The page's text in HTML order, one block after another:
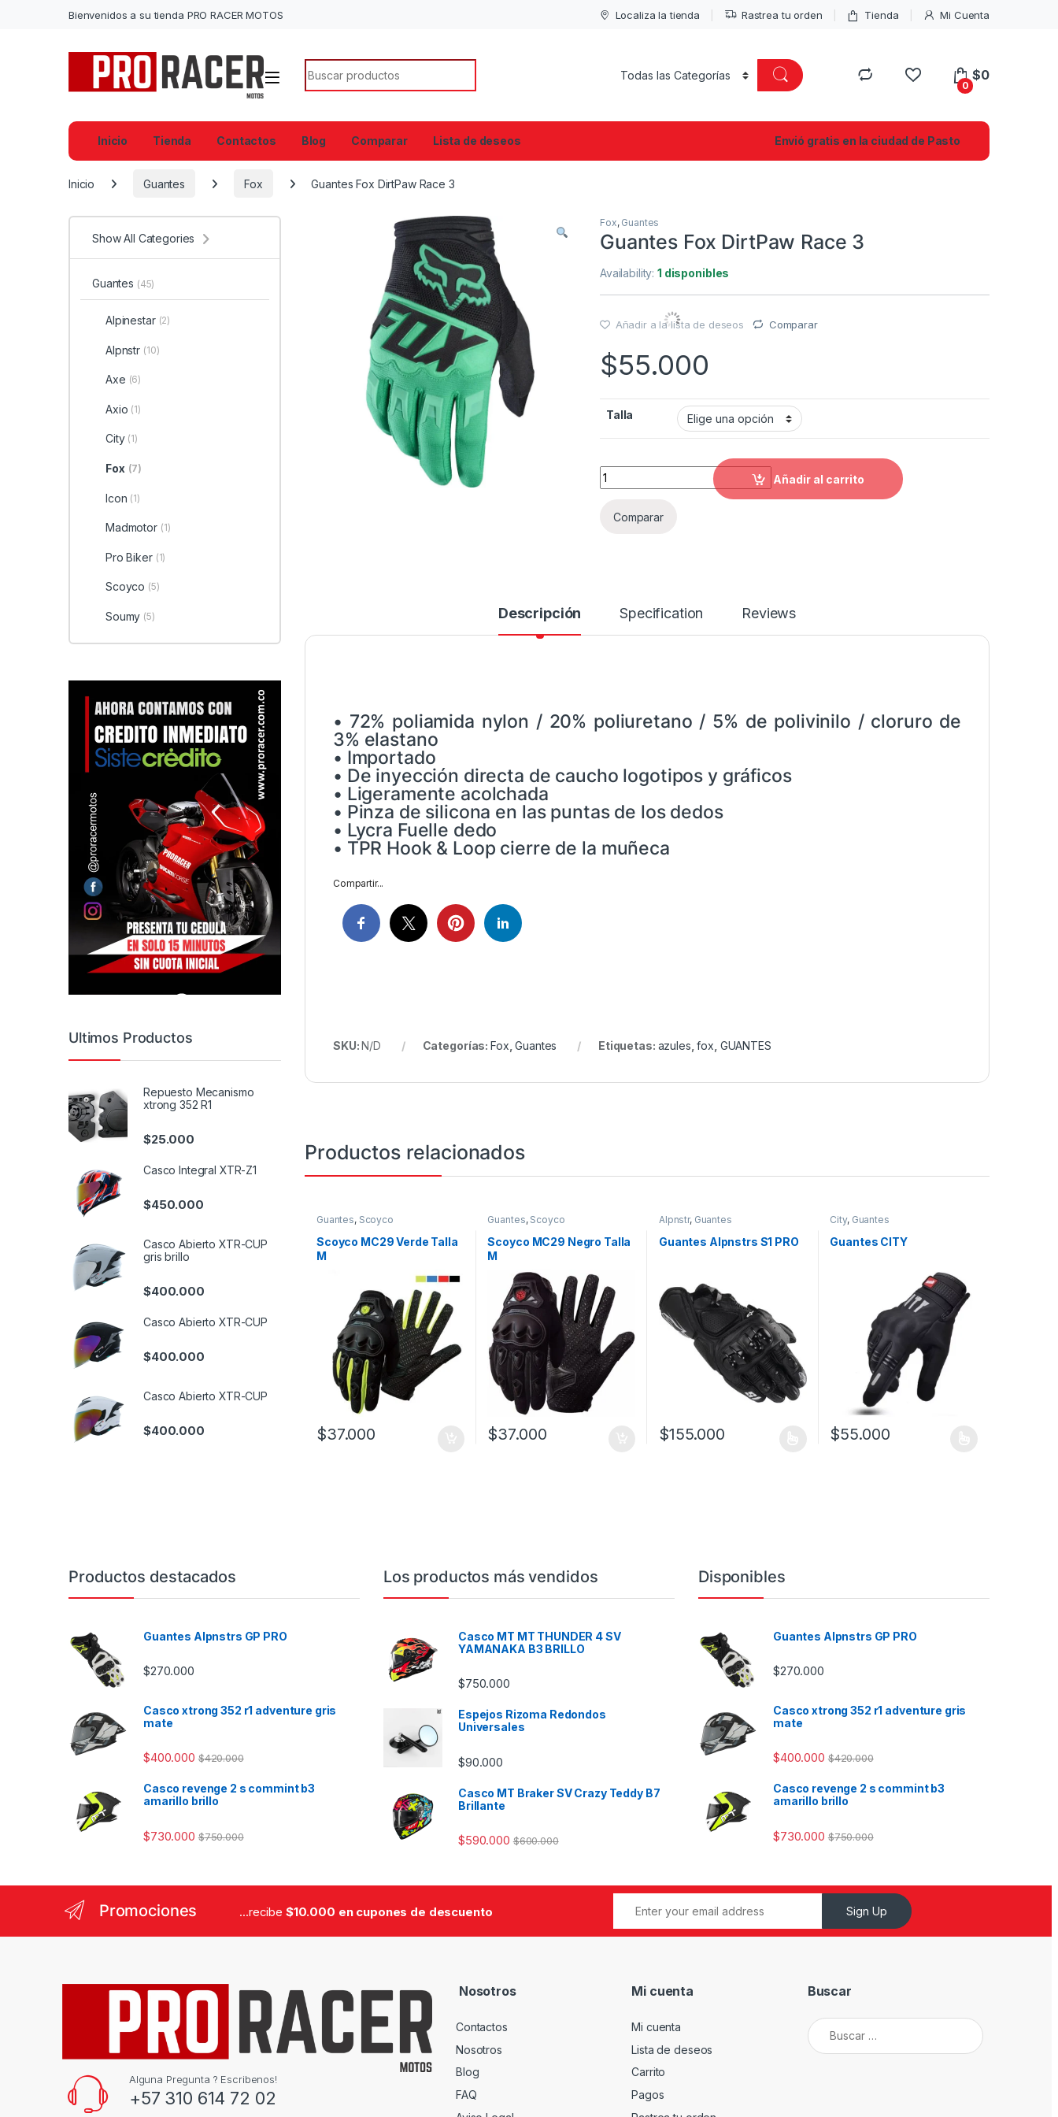
Bienvenidos a su tienda PRO RACER MOTOS Localiza la tienda Rastrea tu orden Tienda Mi Cuenta
Search for:
0
$0
Inicio Tienda Contactos Blog Comparar Lista de deseos Envió gratis en la ciudad de Pasto
Inicio Guantes Fox Guantes Fox DirtPaw Race 3
Fox, Guantes
Guantes Fox DirtPaw Race 3
Availability:1 disponibles
Añadir a la lista de deseos Comparar
$55.000
Talla
Guantes Fox DirtPaw Race 3 quantity
Añadir al carrito
Comparar
Descripción Specification Reviews
• 72% poliamida nylon / 20% poliuretano / 5% de polivinilo / cloruro de
3% elastano
• Importado
• De inyección directa de caucho logotipos y gráficos
• Ligeramente acolchada
• Pinza de silicona en las puntas de los dedos
• Lycra Fuelle dedo
• TPR Hook & Loop cierre de la muñeca
Compartir...
SKU:N/D Categorías: Fox ,Guantes Etiquetas: azules ,fox GUANTES
Productos relacionados
Guantes, Scoyco
Scoyco MC29 Verde Talla
M
$37.000
Guantes, Scoyco
Scoyco MC29 Negro Talla
M
$37.000
Alpnstr, Guantes
Guantes Alpnstrs S1 PRO
$155.000
City, Guantes
Guantes CITY
$55.000
Show All Categories
Guantes (45)
Alpinestar (2)
Alpnstr (10)
Axe (6)
Axio (1)
City (1)
Fox (7)
Icon (1)
Madmotor (1)
Pro Biker (1)
Scoyco (5)
Soumy (5)
Ultimos Productos
Repuesto Mecanismo
xtrong 352 R1
$25.000
Casco Integral XTR-Z1
$450.000
Casco Abierto XTR-CUP
gris brillo
$400.000
Casco Abierto XTR-CUP
$400.000
Casco Abierto XTR-CUP
$400.000
Productos destacados
Guantes Alpnstrs GP PRO
$270.000
Casco xtrong 352 r1 adventure gris
mate
$400.000 $420.000
Casco revenge 2 s commint b3
amarillo brillo
$730.000 $750.000
Los productos más vendidos
Casco MT MT THUNDER 4 SV
YAMANAKA B3 BRILLO
$750.000
Espejos Rizoma Redondos
Universales
$90.000
Casco MT Braker SV Crazy Teddy B7
Brillante
$590.000 $600.000
Disponibles
Guantes Alpnstrs GP PRO
$270.000
Casco xtrong 352 r1 adventure gris
mate
$400.000 $420.000
Casco revenge 2 s commint b3
amarillo brillo
$730.000 $750.000
Promociones ...recibe $10.000 en cupones de descuento Sign Up
Alguna Pregunta ? Escribenos!
+57 310 614 72 02
Nosotros
Contactos
Nosotros
Blog
FAQ
Mi cuenta
Mi cuenta
Lista de deseos
Carrito
Pagos
Buscar
Buscar: